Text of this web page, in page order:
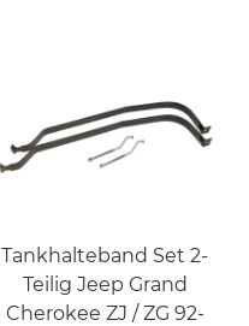
Tankhalteband Set 2-
Teilig Jeep Grand
Cherokee ZJ / ZG 92-